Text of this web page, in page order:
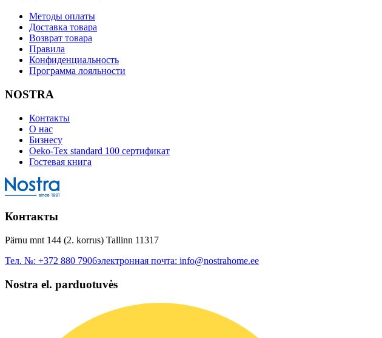
Методы оплаты
Доставка товара
Возврат товара
Правила
Конфиденциальность
Программа лояльности
NOSTRA
Контакты
О нас
Бизнесу
Oeko-Tex standard 100 сертификат
Гостевая книга
Контакты
Pärnu mnt 144 (2. korrus) Tallinn 11317
Тел. №: +372 880 7906электронная почта: info@nostrahome.ee
Nostra el. parduotuvės